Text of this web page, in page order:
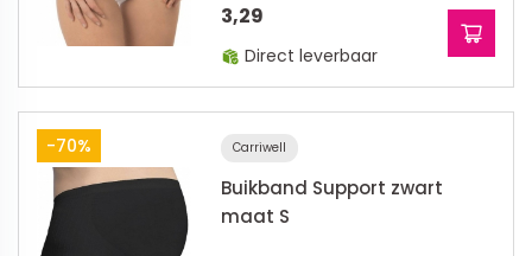
3,29
Direct leverbaar
-70% Carriwell
Buikband Support zwart
maat S